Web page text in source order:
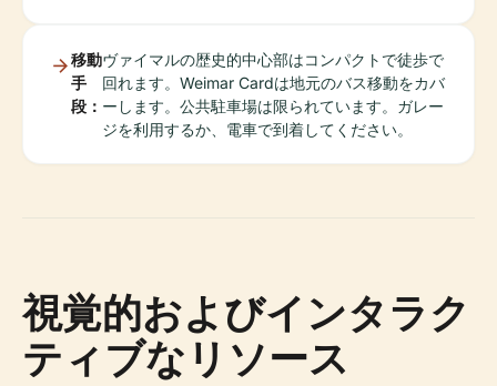
移動
手
段：
ヴァイマルの歴史的中心部はコンパクトで徒歩で
回れます。Weimar Cardは地元のバス移動をカバ
ーします。公共駐車場は限られています。ガレー
ジを利用するか、電車で到着してください。
視覚的およびインタラク
ティブなリソース